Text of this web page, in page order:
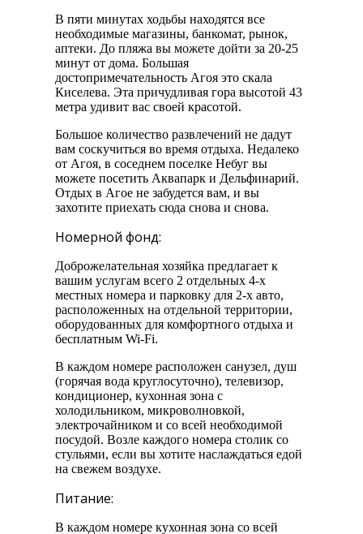
В пяти минутах ходьбы находятся все
необходимые магазины, банкомат, рынок,
аптеки. До пляжа вы можете дойти за 20-25
минут от дома. Большая
достопримечательность Агоя это скала
Киселева. Эта причудливая гора высотой 43
метра удивит вас своей красотой.
Большое количество развлечений не дадут
вам соскучиться во время отдыха. Недалеко
от Агоя, в соседнем поселке Небуг вы
можете посетить Аквапарк и Дельфинарий.
Отдых в Агое не забудется вам, и вы
захотите приехать сюда снова и снова.
Номерной фонд:
Доброжелательная хозяйка предлагает к
вашим услугам всего 2 отдельных 4-х
местных номера и парковку для 2-х авто,
расположенных на отдельной территории,
оборудованных для комфортного отдыха и
бесплатным Wi-Fi.
В каждом номере расположен санузел, душ
(горячая вода круглосуточно), телевизор,
кондиционер, кухонная зона с
холодильником, микроволновкой,
электрочайником и со всей необходимой
посудой. Возле каждого номера столик со
стульями, если вы хотите наслаждаться едой
на свежем воздухе.
Питание:
В каждом номере кухонная зона со всей